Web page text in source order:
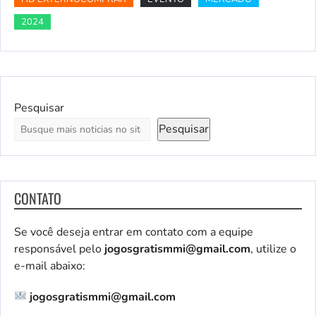
2024
Pesquisar
Pesquisar
CONTATO
Se você deseja entrar em contato com a equipe
responsável pelo jogosgratismmi@gmail.com, utilize o
e-mail abaixo:
jogosgratismmi@gmail.com